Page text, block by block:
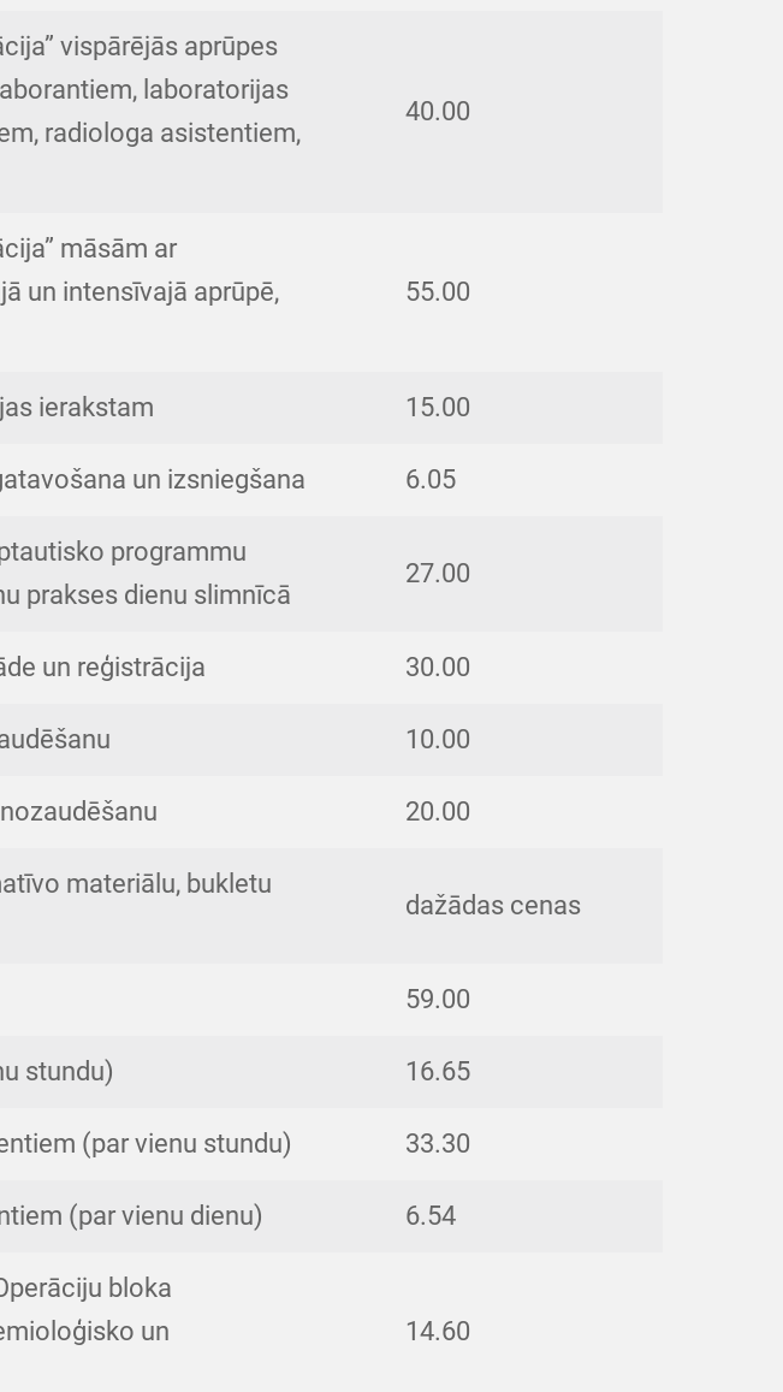
vispārējās aprūpes
laboratorijas
radiologa asistentiem,
40.00
māsām ar
un intensīvajā aprūpē,
55.00
ierakstam 15.00
un izsniegšana 6.05
programmu
prakses dienu slimnīcā
27.00
un reģistrācija 30.00
10.00
20.00
materiālu, bukletu
dažādas cenas
59.00
stundu) 16.65
(par vienu stundu) 33.30
(par vienu dienu) 6.54
bloka
un
14.60